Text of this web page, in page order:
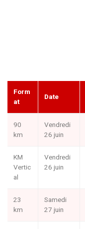
Form
at
Date
90
km
Vendredi
26 juin
KM
Vertic
al
Vendredi
26 juin
23
km
Samedi
27 juin